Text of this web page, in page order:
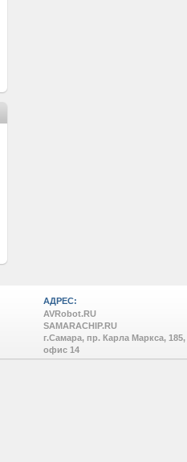
АДРЕС:
AVRobot.RU
SAMARACHIP.RU
г.Самара, пр. Карла Маркса, 185,
офис 14